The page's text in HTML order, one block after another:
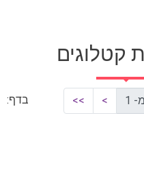
קטלוגים
מ- 1 >
>> בדף: